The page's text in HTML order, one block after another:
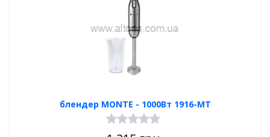
блендер MONTE - 1000Вт 1916-MT